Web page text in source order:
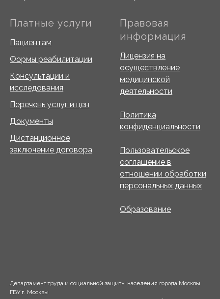
Платные услуги
Пациентам
Формы реабилитации
Консультации и
исследования
Перечень услуг и цен
Документы
Дистанционное
заключение договора
Правовая
информация
Лицензия на
осуществление
медицинской
деятельности
Политика
конфиденциальности
Пользовательское
соглашение в
отношении обработки
персональных данных
Образование
Департамент труда и социальной защиты населения города Москвы
ГБУ г. Москвы